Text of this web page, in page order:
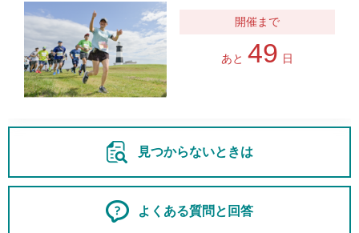
あと 49 日
見つからないときは
よくある質問と回答